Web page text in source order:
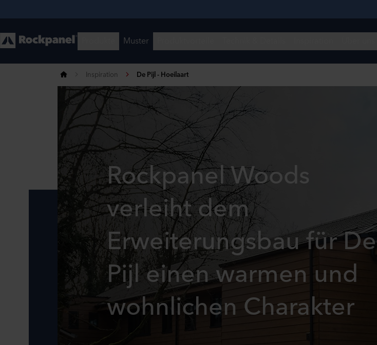
Inspiration De Pijl - Hoeilaart
Rockpanel Woods
verleiht dem
Erweiterungsbau für De
Pijl einen warmen und
wohnlichen Charakter